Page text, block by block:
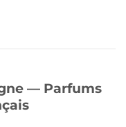
— Parfums